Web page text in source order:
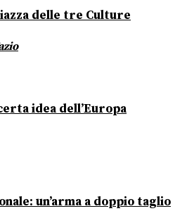
delle tre Culture
idea dell’Europa
un’arma a doppio taglio